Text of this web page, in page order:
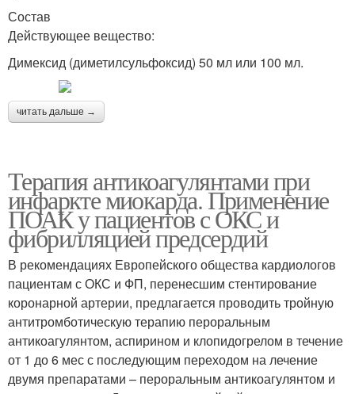
Состав
Действующее вещество:
Димексид (диметилсульфоксид) 50 мл или 100 мл.
читать дальше →
Терапия антикоагулянтами при
инфаркте миокарда. Применение
ПОАК у пациентов с ОКС и
фибрилляцией предсердий
В рекомендациях Европейского общества кардиологов
пациентам с ОКС и ФП, перенесшим стентирование
коронарной артерии, предлагается проводить тройную
антитромботическую терапию пероральным
антикоагулянтом, аспирином и клопидогрелом в течение
от 1 до 6 мес с последующим переходом на лечение
двумя препаратами – пероральным антикоагулянтом и